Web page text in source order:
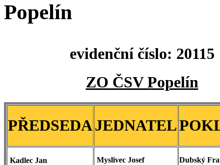
Popelín
evidenční číslo: 20115
ZO ČSV Popelín
PŘEDSEDAJEDNATEL
Kadlec Jan
Myslivec Josef
Dubský